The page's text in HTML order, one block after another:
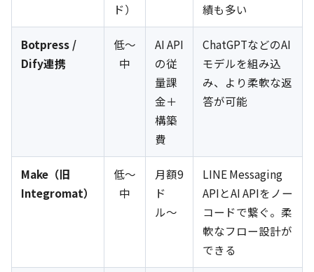
ド）
績も多い
Botpress /
Dify連携
低〜
中
AI API
の従
量課
金＋
構築
費
ChatGPTなどのAI
モデルを組み込
み、より柔軟な返
答が可能
Make（旧
Integromat）
低〜
中
月額9
ド
ル〜
LINE Messaging
APIとAI APIをノー
コードで繋ぐ。柔
軟なフロー設計が
できる